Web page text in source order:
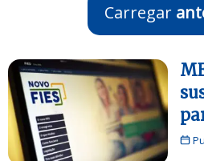
Carregar